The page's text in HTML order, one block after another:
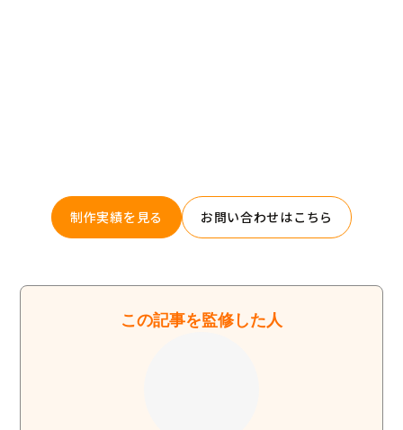
制作実績を見る お問い合わせはこちら
この記事を監修した人